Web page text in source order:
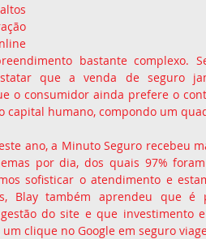
bastante complexo.
que a venda de seguro
o consumidor ainda prefere o
capital humano, compondo um
ano, a Minuto Seguro recebeu
por dia, dos quais 97%
sofisticar o atendimento e
Blay também aprendeu que é
do site e que investimento
clique no Google em seguro